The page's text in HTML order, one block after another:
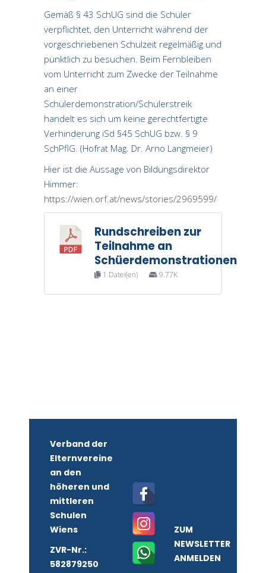
Gemäß § 43 SchUG sind die Schüler
verpflichtet, den Unterricht während der
vorgeschriebenen Schulzeit regelmäßig und
pünktlich zu besuchen. Beim Fernbleiben
vom Unterricht zum Zwecke der Teilnahme
an einer
Schülerdemonstration/Schülerstreik
handelt es sich um keine gerechtfertigte
Verhinderung iSd §45 SchUG bzw. § 9
SchPflG. (Hofrat Mag. Dr. Arno Langmeier)
Hier ist die Aussage von Bildungsdirektor
Himmer:
https://wien.orf.at/news/stories/2969599/
Rundschreiben zur
Teilnahme an
Schüerdemonstrationen
1 Datei(en) 9.77K
Verband der
Elternvereine
an den
höheren und
mittleren
Schulen
Wiens
ZVR-Nr.:
582879250
ZUM
NEWSLETTER
ANMELDEN